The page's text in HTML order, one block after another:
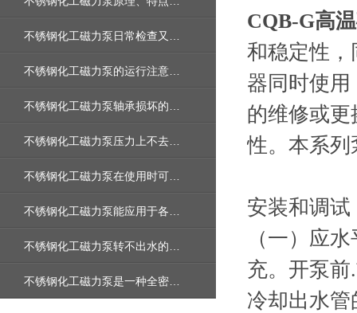
不锈钢化工磁力泵日常检查又哪些执行标准
不锈钢化工磁力泵的运行注意事项有哪几点
不锈钢化工磁力泵轴承损坏的原因有哪几种
不锈钢化工磁力泵压力上不去的原因是什么
不锈钢化工磁力泵在使用时可能会出现哪些故障
不锈钢化工磁力泵能应用于各种工业场合吗
不锈钢化工磁力泵转不出水的问题解决了吗
不锈钢化工磁力泵是一种全密封、无泄漏的泵型
CQB-G高
和稳定性
器同时使
的维修或
性。本系
安装和调试
（一）应
充。开泵
冷却出水